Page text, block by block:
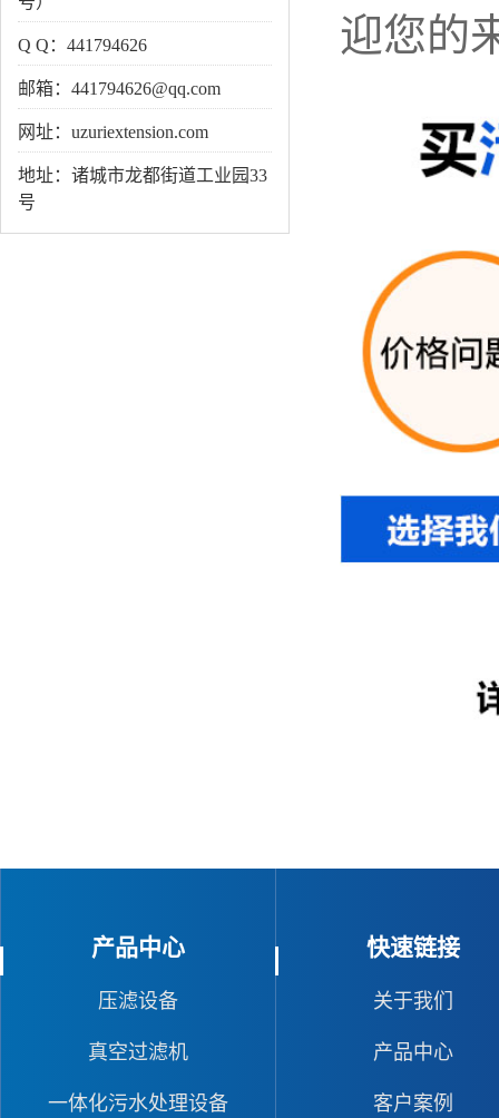
Q Q：441794626
邮箱：441794626@qq.com
网址：uzuriextension.com
地址：诸城市龙都街道工业园33
号
迎您的
产品中心
压滤设备
真空过滤机
一体化污水处理设备
快速链接
关于我们
产品中心
客户案例